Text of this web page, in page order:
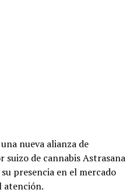
nueva alianza de
de cannabis Astrasana
presencia en el mercado
atención.